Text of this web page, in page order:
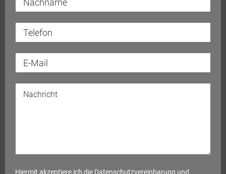
Hiermit akzeptiere ich die Datenschutzvereinbarung und